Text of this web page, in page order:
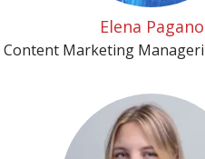
Elena Pagano
Content Marketing